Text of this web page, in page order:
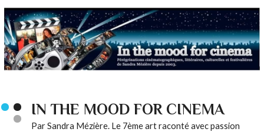
IN THE MOOD FOR CINEMA
Par Sandra Mézière. Le 7ème art raconté avec passion